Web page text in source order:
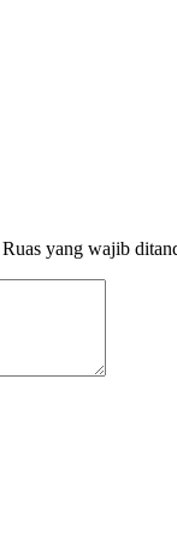
Ruas yang wajib